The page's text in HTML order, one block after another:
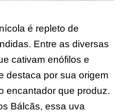
é repleto de
Entre as diversas
cativam enófilos e
destaca por sua origem
encantador que produz.
Bálcãs, essa uva